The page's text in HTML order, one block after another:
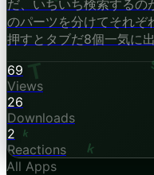
だ、いちいち検索する
のパーツを分けてそれぞ
押すとタブだ8個一気に
69
Views
26
Downloads
2
Reactions
All Apps